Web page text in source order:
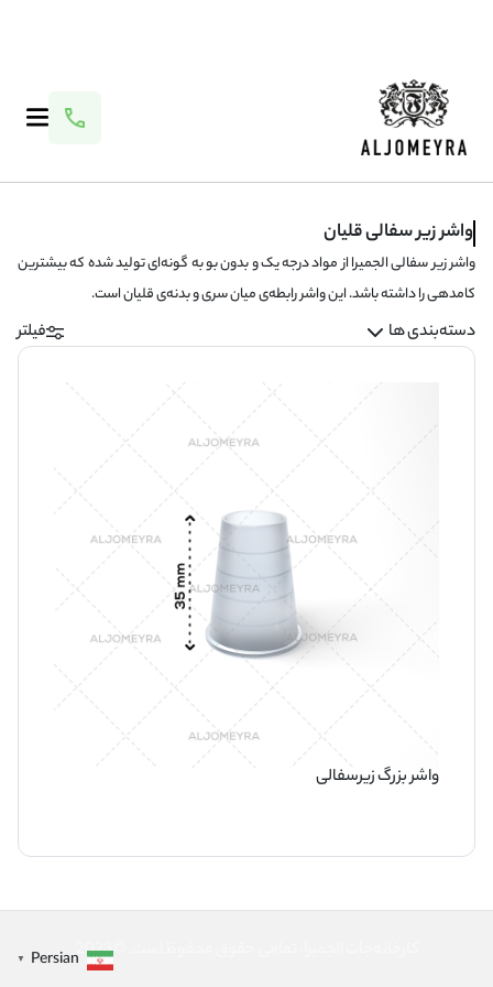
واشر زیر سفالی قلیان
واشر زیر سفالی الجمیرا از مواد درجه یک و بدون بو به گونه‌ای تولید شده که بیشترین
کامدهی را داشته باشد. این واشر رابطه‌ی میان سری و بدنه‌ی قلیان است.
دسته‌بندی ها فیلتر
واشر بزرگ زیرسفالی
کارخانه‌جات الجمیرا، تمامی حقوق محفوظ است. ©2023 Persian
▼